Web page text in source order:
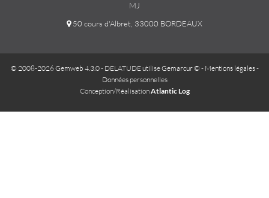
MJ
50 cours d'Albret, 33000 BORDEAUX
© 2008-2026 Gemweb 4.3.0- DELATUDE utiliseGemarcur © - Mentions légales-
Données personnelles
Conception/RéalisationAtlantic Log